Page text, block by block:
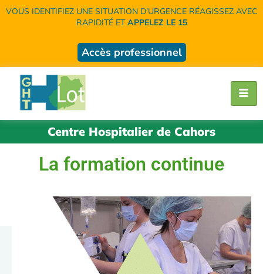
VOUS IDENTIFIEZ UNE SITUATION D’URGENCE RÉAGISSEZ AVEC
RAPIDITÉ ETAPPELEZ LE 15
Accès professionnel
Centre Hospitalier de Cahors
La formation continue